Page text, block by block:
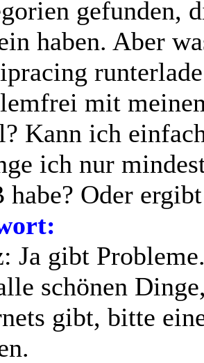
gefunden,
haben. Aber
mit
Kann ich
ich nur
Oder
Ja gibt
schönen
gibt, bitte